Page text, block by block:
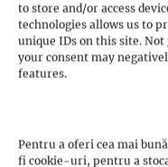
to store and/or access
technologies allows us to
unique IDs on this site.
your consent may
features.
Pentru a oferi cea mai
fi cookie-uri, pentru a
site reprezintă un